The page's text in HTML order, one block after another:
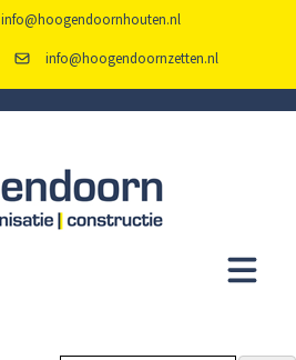
info@hoogendoornhouten.nl
info@hoogendoornzetten.nl